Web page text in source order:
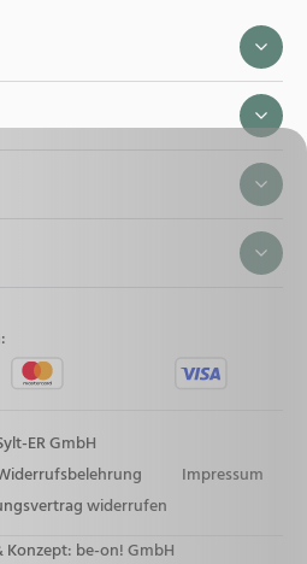
ER GmbH
Impressum
widerrufen
Konzept: be-on! GmbH